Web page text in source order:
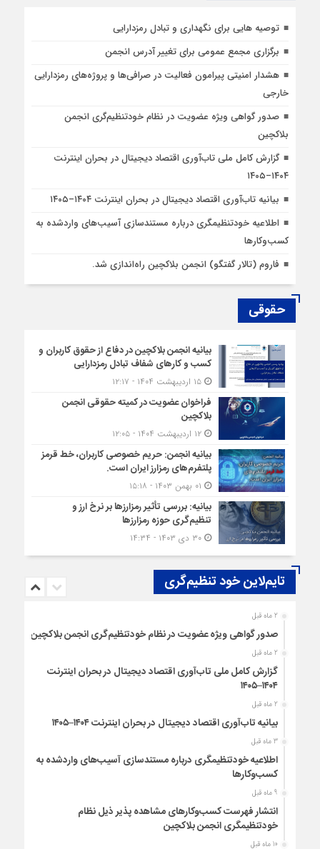
توصیه هایی برای نگهداری و تبادل رمزدارایی
برگزاری مجمع عمومی برای تغییر آدرس انجمن
هشدار امنیتی پیرامون فعالیت در صرافی‌ها و پروژه‌های رمزدارایی
خارجی
صدور گواهی ویژه عضویت در نظام خودتنظیم‌گری انجمن
بلاکچین
گزارش کامل ملی تاب‌آوری اقتصاد دیجیتال در بحران اینترنت
۱۴۰۴–۱۴۰۵
بیانیه تاب‌آوری اقتصاد دیجیتال در بحران اینترنت ۱۴۰۴–۱۴۰۵
اطلاعیه خودتنظیمگری درباره مستندسازی آسیب‌های واردشده به
کسب‌وکارها
فاروم (تالار گفتگو) انجمن بلاکچین راه‌اندازی شد.
حقوقی
بیانیه انجمن بلاکچین در دفاع از حقوق کاربران و
کسب و کارهای شفاف تبادل رمزدارایی
۱۵ اردیبهشت ۱۴۰۴ - ۱۲:۱۷
فراخوان عضویت در کمیته حقوقی انجمن
بلاکچین
۱۲ اردیبهشت ۱۴۰۴ - ۱۲:۰۵
بیانیه انجمن: حریم خصوصی کاربران، خط قرمز
پلتفرم‌های رمزارز ایران است.
بیانیه: بررسی تأثیر رمزارزها بر نرخ ارز و
تنظیم‌گری حوزه رمزارزها
۳۰ دی ۱۴۰۳ - ۱۴:۳۴
تایم‌لاین خود تنظیم‌گری
2 ماه قبل
صدور گواهی ویژه عضویت در نظام خودتنظیم‌گری انجمن بلاکچین
2 ماه قبل
گزارش کامل ملی تاب‌آوری اقتصاد دیجیتال در بحران اینترنت
۱۴۰۴–۱۴۰۵
2 ماه قبل
بیانیه تاب‌آوری اقتصاد دیجیتال در بحران اینترنت ۱۴۰۴–۱۴۰۵
3 ماه قبل
اطلاعیه خودتنظیمگری درباره مستندسازی آسیب‌های واردشده به
کسب‌وکارها
9 ماه قبل
انتشار فهرست کسب‌وکارهای مشاهده پذیر ذیل نظام
خودتنظیمگری انجمن بلاکچین
10 ماه قبل